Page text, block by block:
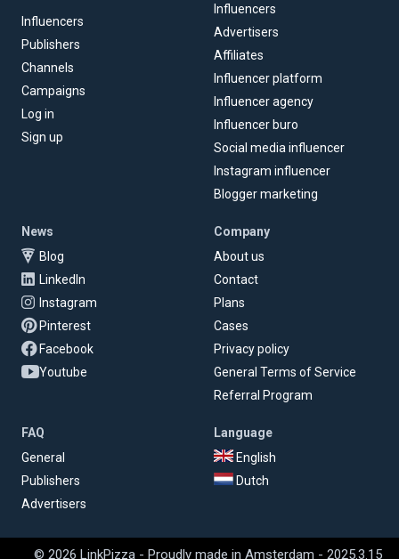
Influencers
Publishers
Channels
Campaigns
Log in
Sign up
Influencers
Advertisers
Affiliates
Influencer platform
Influencer agency
Influencer buro
Social media influencer
Instagram influencer
Blogger marketing
News
Blog
LinkedIn
Instagram
Pinterest
Facebook
Youtube
Company
About us
Contact
Plans
Cases
Privacy policy
General Terms of Service
Referral Program
FAQ
General
Publishers
Advertisers
Language
English
Dutch
© 2026 LinkPizza - Proudly made in Amsterdam - 2025.3.15